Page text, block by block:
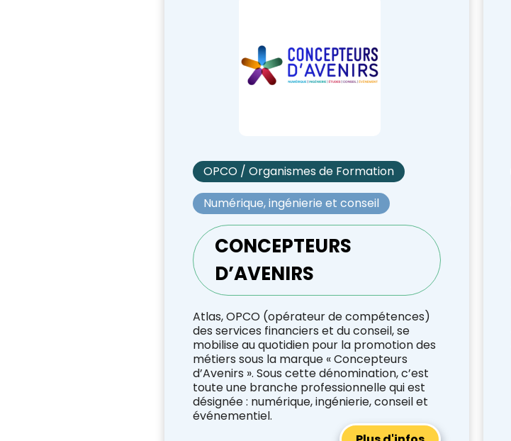
OPCO / Organismes de Formation
Numérique, ingénierie et conseil
CONCEPTEURS
D’AVENIRS
Atlas, OPCO (opérateur de compétences)
des services financiers et du conseil, se
mobilise au quotidien pour la promotion des
métiers sous la marque « Concepteurs
d’Avenirs ». Sous cette dénomination, c’est
toute une branche professionnelle qui est
désignée : numérique, ingénierie, conseil et
événementiel.